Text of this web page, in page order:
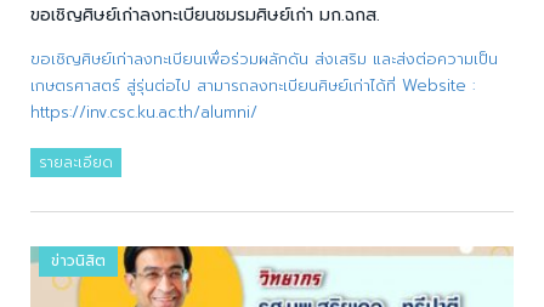
ขอเชิญศิษย์เก่าลงทะเบียนชมรมศิษย์เก่า มก.ฉกส.
ขอเชิญศิษย์เก่าลงทะเบียนเพื่อร่วมผลักดัน ส่งเสริม และส่งต่อความเป็น
เกษตรศาสตร์ สู่รุ่นต่อไป สามารถลงทะเบียนศิษย์เก่าได้ที่ Website :
https://inv.csc.ku.ac.th/alumni/
รายละเอียด
ข่าวนิสิต